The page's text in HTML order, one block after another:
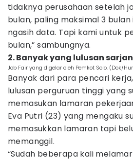
tidaknya perusahaan setelah
bulan, paling maksimal 3
ngasih data. Tapi kami untuk
bulan,” sambungnya.
2. Banyak yang lulusan
Job Fair yang digelar oleh Pemkot Solo. (Dok/
Banyak dari para pencari
lulusan perguruan tinggi yang
memasukan lamaran
Eva Putri (23) yang mengaku
memasukkan lamaran tapi
memanggil.
“Sudah beberapa kali